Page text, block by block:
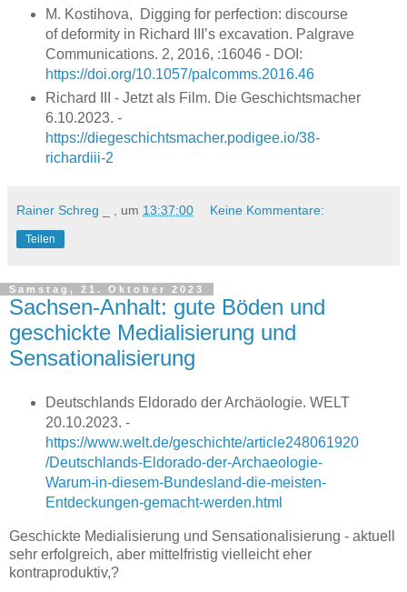
M. Kostihova, Digging for perfection: discourse
of deformity in Richard III’s excavation. Palgrave
Communications. 2, 2016, :16046 - DOI:
https://doi.org/10.1057/palcomms.2016.46
Richard III - Jetzt als Film. Die Geschichtsmacher
6.10.2023. -
https://diegeschichtsmacher.podigee.io/38-
richardiii-2
Rainer Schreg _ , um 13:37:00 Keine Kommentare:
Teilen
Samstag, 21. Oktober 2023
Sachsen-Anhalt: gute Böden und
geschickte Medialisierung und
Sensationalisierung
Deutschlands Eldorado der Archäologie. WELT
20.10.2023. -
https://www.welt.de/geschichte/article248061920
/Deutschlands-Eldorado-der-Archaeologie-
Warum-in-diesem-Bundesland-die-meisten-
Entdeckungen-gemacht-werden.html
Geschickte Medialisierung und Sensationalisierung - aktuell
sehr erfolgreich, aber mittelfristig vielleicht eher
kontraproduktiv,?